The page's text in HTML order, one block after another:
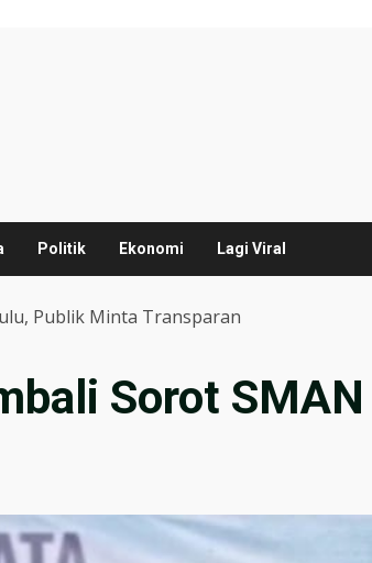
Politik Ekonomi Lagi Viral
Publik Minta Transparan
Sorot